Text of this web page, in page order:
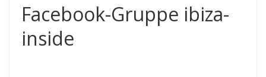
Facebook-Gruppe ibiza-
inside